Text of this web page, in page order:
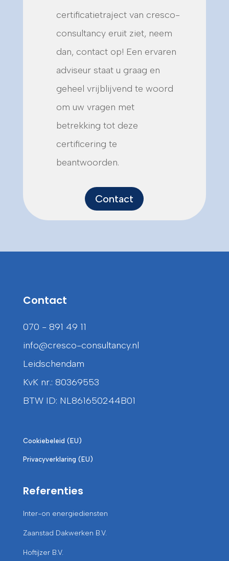
certificatietraject van cresco-
consultancy eruit ziet, neem
dan, contact op! Een ervaren
adviseur staat u graag en
geheel vrijblijvend te woord
om uw vragen met
betrekking tot deze
certificering te
beantwoorden.
Contact
Contact
070 - 891 49 11
info@cresco-consultancy.nl
Leidschendam
KvK nr.: 80369553
BTW ID: NL861650244B01
Cookiebeleid (EU)
Privacyverklaring (EU)
Referenties
Inter-on energiediensten
Zaanstad Dakwerken B.V.
Hoftijzer B.V.